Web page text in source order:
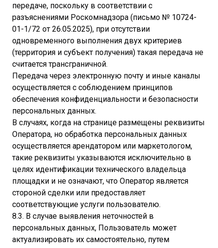
передаче, поскольку в соответствии с
разъяснениями Роскомнадзора (письмо № 10724-
01-1/72 от 26.05.2025), при отсутствии
одновременного выполнения двух критериев
(территория и субъект получения) такая передача не
считается трансграничной.
Передача через электронную почту и иные каналы
осуществляется с соблюдением принципов
обеспечения конфиденциальности и безопасности
персональных данных.
В случаях, когда на странице размещены реквизиты
Оператора, но обработка персональных данных
осуществляется арендатором или маркетологом,
такие реквизиты указываются исключительно в
целях идентификации технического владельца
площадки и не означают, что Оператор является
стороной сделки или предоставляет
соответствующие услуги пользователю.
8.3. В случае выявления неточностей в
персональных данных, Пользователь может
актуализировать их самостоятельно, путем